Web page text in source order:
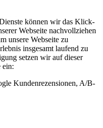
können wir das Klick-
Webseite nachvollziehen
unsere Webseite zu
insgesamt laufend zu
setzen wir auf dieser
ein:
Kundenrezensionen, A/B-